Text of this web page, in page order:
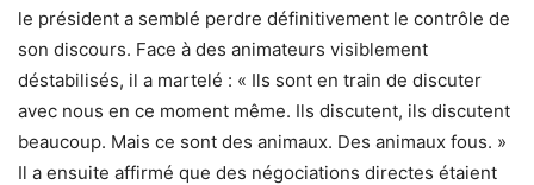
le président a semblé perdre définitivement le contrôle de
son discours. Face à des animateurs visiblement
déstabilisés, il a martelé : « Ils sont en train de discuter
avec nous en ce moment même. Ils discutent, ils discutent
beaucoup. Mais ce sont des animaux. Des animaux fous. »
Il a ensuite affirmé que des négociations directes étaient